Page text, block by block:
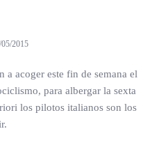
2015
a acoger este fin de semana el
para albergar la sexta
los pilotos italianos son los